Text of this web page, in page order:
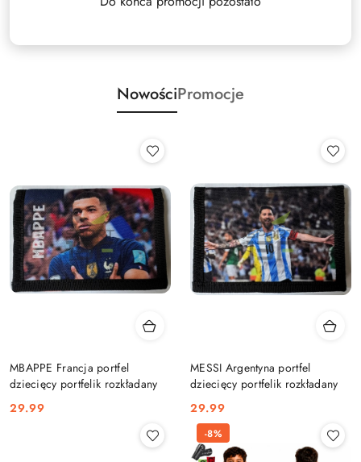
NowościPromocje
MBAPPE Francja portfel
dziecięcy portfelik rozkładany
Cena:
29.99
MESSI Argentyna portfel
dziecięcy portfelik rozkładany
Cena:
29.99
-8%